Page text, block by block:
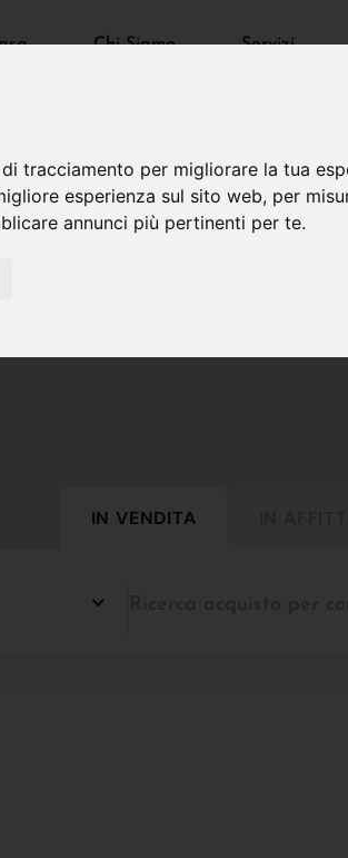
tracciamento per migliorare la tua
esperienza sul sito web, per
annunci più pertinenti per te.
Chi Siamo Servizi
IN VENDITA